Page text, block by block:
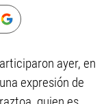
ayer, en
expresión de